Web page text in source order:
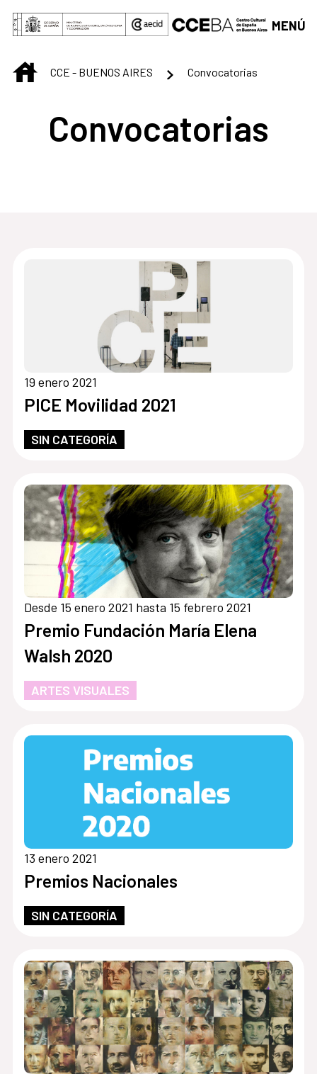
Saltar al contenido principal
MENÚ
INICIOCCE - BUENOS AIRES Convocatorias
Convocatorias
19 enero 2021
PICE Movilidad 2021
SIN CATEGORÍA
Desde 15 enero 2021 hasta 15 febrero 2021
Premio Fundación María Elena
Walsh 2020
ARTES VISUALES
13 enero 2021
Premios Nacionales
SIN CATEGORÍA